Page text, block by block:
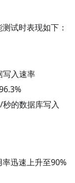
试时表现如下：
写入速率
的数据库写入
迅速上升至90%